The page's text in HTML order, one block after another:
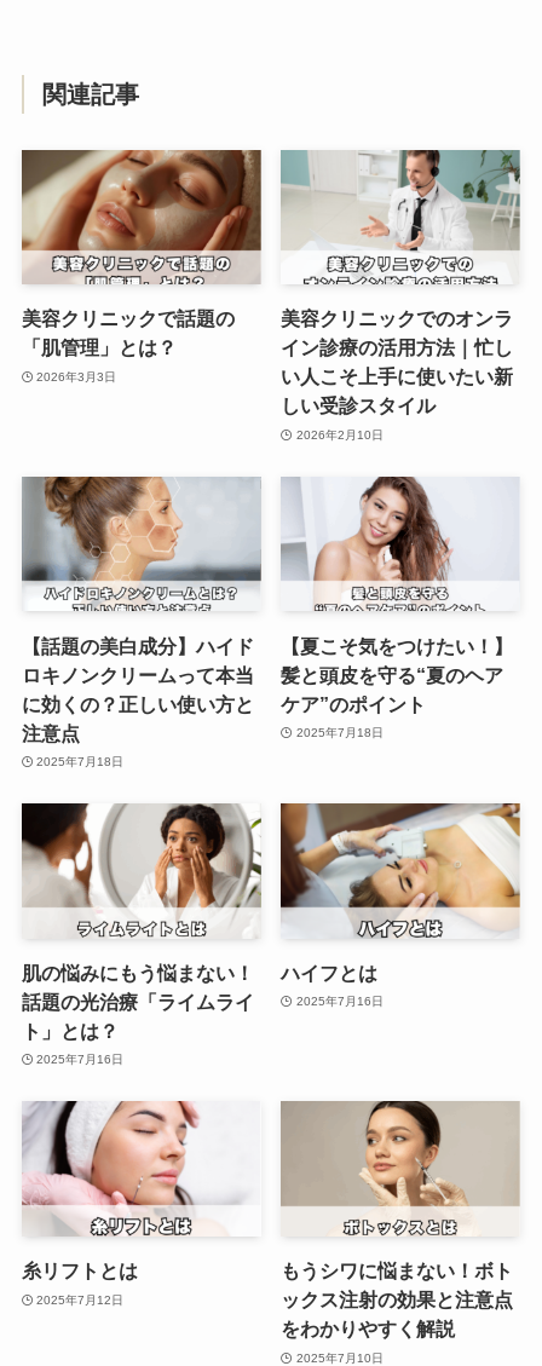
関連記事
美容クリニックで話題の
「肌管理」とは？
2026年3月3日
美容クリニックでのオンラ
イン診療の活用方法｜忙し
い人こそ上手に使いたい新
しい受診スタイル
2026年2月10日
【話題の美白成分】ハイド
ロキノンクリームって本当
に効くの？正しい使い方と
注意点
2025年7月18日
【夏こそ気をつけたい！】
髪と頭皮を守る“夏のヘア
ケア”のポイント
2025年7月18日
肌の悩みにもう悩まない！
話題の光治療「ライムライ
ト」とは？
2025年7月16日
ハイフとは
2025年7月16日
糸リフトとは
2025年7月12日
もうシワに悩まない！ボト
ックス注射の効果と注意点
をわかりやすく解説
2025年7月10日